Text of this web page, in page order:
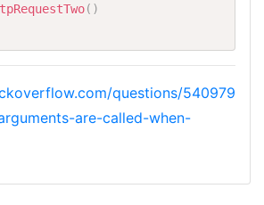
( )
questions/540979
are-called-when-